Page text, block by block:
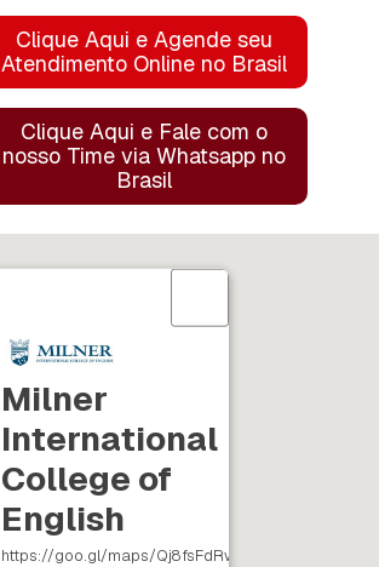
Clique Aqui e Agende seu
Atendimento Online no Brasil
Clique Aqui e Fale com o
nosso Time via Whatsapp no
Brasil
Milner
International
College of
English
https://goo.gl/maps/Qj8fsFdRwyYRK8yt6